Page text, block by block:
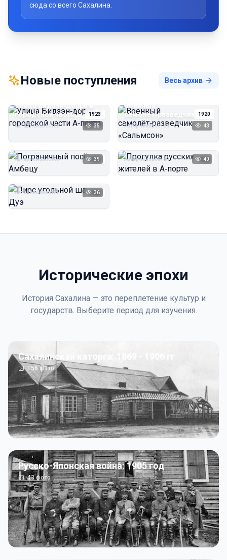
сюда со всего Сахалина.
Новые поступления Весь архив
1923
Улица Бидзэн‑дорри в
городской части
А‑порта
Автор неизвестен 35
1920
Военный
самолёт‑разведчик
«Сальмсон»
Автор неизвестен 43
1923
Автор неизвестен 39 1923
Прогулка русских
Автор неизвестен 40
1923
Пирс угольной шахты
Автор неизвестен 36
Исторические эпохи
История Сахалина — это переплетение культур и
государств. Выберите период для изучения.
Сахалинская каторга: 1869 - 1906 гг
156фото
Русско-Японская война: 1905 год
43фото